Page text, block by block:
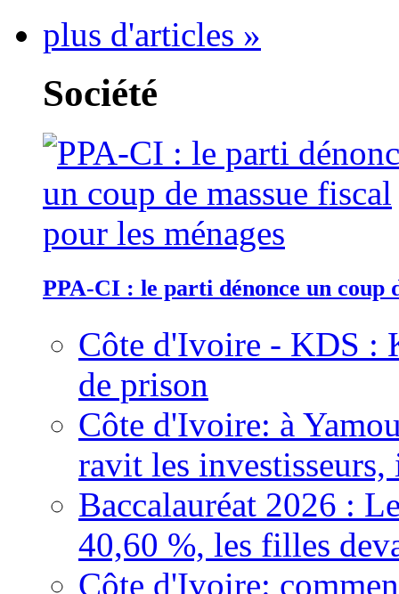
plus d'articles »
Société
PPA-CI : le parti dénonce un coup
Côte d'Ivoire - KDS :
de prison
Côte d'Ivoire: à
ravit les
Baccalauréat 2026 :
40,60 %, les filles
Côte d'Ivoire: